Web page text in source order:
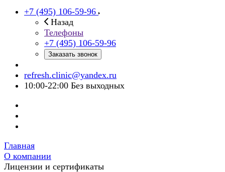
+7 (495) 106-59-96
Назад
Телефоны
+7 (495) 106-59-96
Заказать звонок
refresh.clinic@yandex.ru
10:00-22:00 Без выходных
Главная
О компании
Лицензии и сертификаты